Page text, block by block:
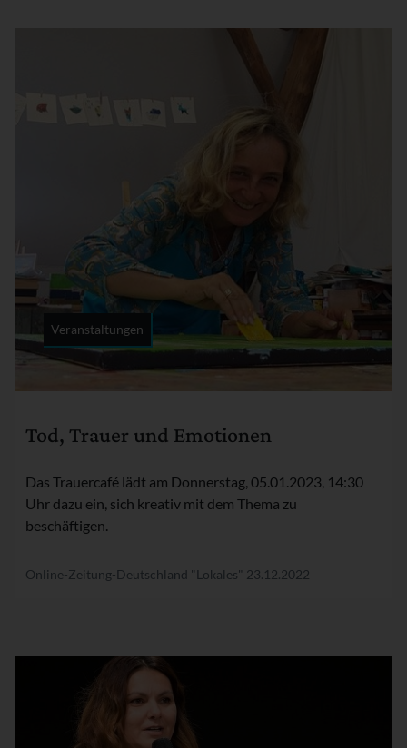
Tod, Trauer und Emotionen
Das Trauercafé lädt am Donnerstag, 05.01.2023, 14:30
Uhr dazu ein, sich kreativ mit dem Thema zu
beschäftigen.
Veranstaltungen
Online-Zeitung-Deutschland "Lokales" 23.12.2022